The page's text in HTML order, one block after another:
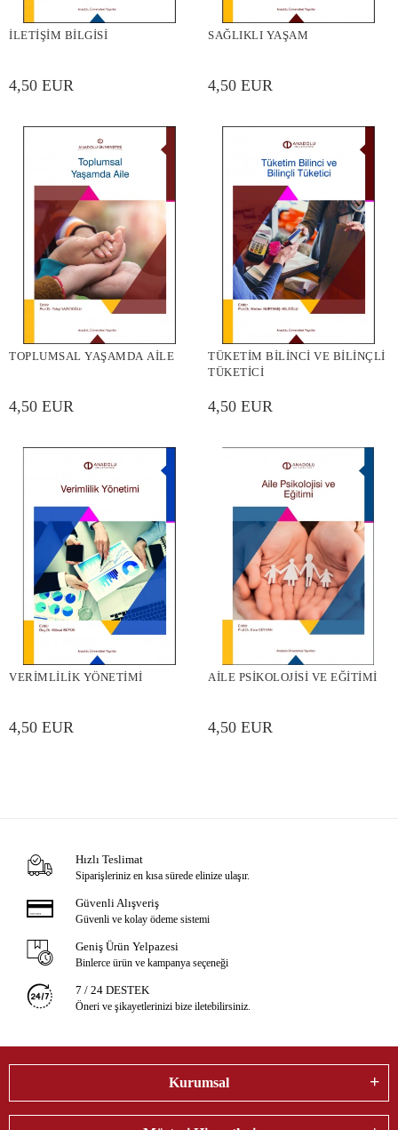
İLETİŞİM BİLGİSİ
4,50 EUR
SAĞLIKLI YAŞAM
4,50 EUR
TOPLUMSAL YAŞAMDA AİLE
4,50 EUR
TÜKETİM BİLİNCİ VE BİLİNÇLİ
TÜKETİCİ
4,50 EUR
VERİMLİLİK YÖNETİMİ
4,50 EUR
AİLE PSİKOLOJİSİ VE EĞİTİMİ
4,50 EUR
Hızlı Teslimat
Siparişleriniz en kısa sürede elinize ulaşır.
Güvenli Alışveriş
Güvenli ve kolay ödeme sistemi
Geniş Ürün Yelpazesi
Binlerce ürün ve kampanya seçeneği
7 / 24 DESTEK
Öneri ve şikayetlerinizi bize iletebilirsiniz.
Kurumsal